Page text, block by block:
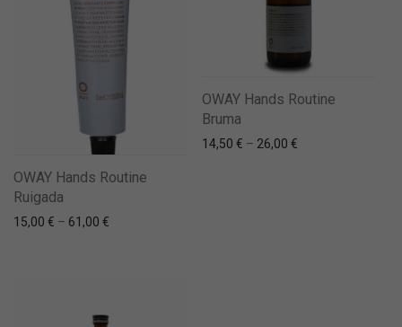
OWAY Hands Routine
Ruigada
15,00 € – 61,00 €
OWAY Hands Routine
Bruma
14,50 € – 26,00 €